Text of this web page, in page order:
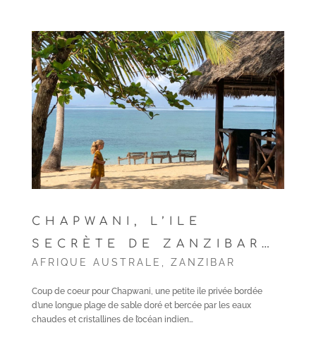
CHAPWANI, L’ILE
SECRÈTE DE ZANZIBAR…
AFRIQUE AUSTRALE ZANZIBAR
Coup de coeur pour Chapwani, une petite ile privée bordée
d’une longue plage de sable doré et bercée par les eaux
chaudes et cristallines de l’océan indien…